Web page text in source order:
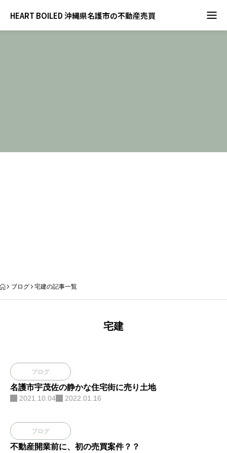
HEART BOILED 沖縄県名護市の不動産売買
ブログ 宅建の記事一覧
宅建
ブログ
名護市宇茂佐の静かな住宅街に売り土地
2021.10.04 2022.01.16
ブログ
不動産開業前に、初の売買案件？？